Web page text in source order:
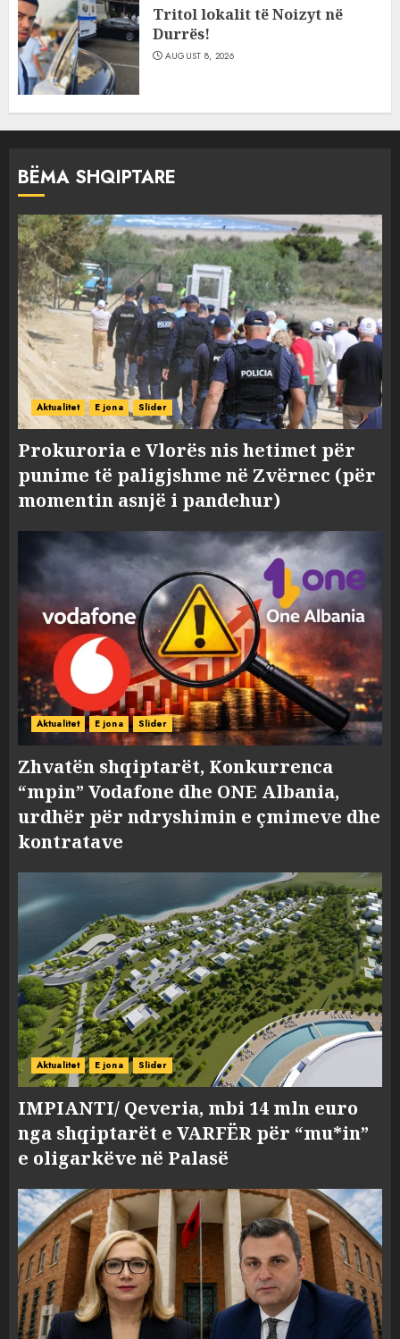
Tritol lokalit të Noizyt në
Durrës!
AUGUST 8, 2026
BËMA SHQIPTARE
Aktualitet E jona Slider
Prokuroria e Vlorës nis hetimet për
punime të paligjshme në Zvërnec (për
momentin asnjë i pandehur)
Aktualitet E jona Slider
Zhvatën shqiptarët, Konkurrenca
“mpin” Vodafone dhe ONE Albania,
urdhër për ndryshimin e çmimeve dhe
kontratave
Aktualitet E jona Slider
IMPIANTI/ Qeveria, mbi 14 mln euro
nga shqiptarët e VARFËR për “mu*in”
e oligarkëve në Palasë